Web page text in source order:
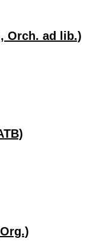
Orch. ad lib.)